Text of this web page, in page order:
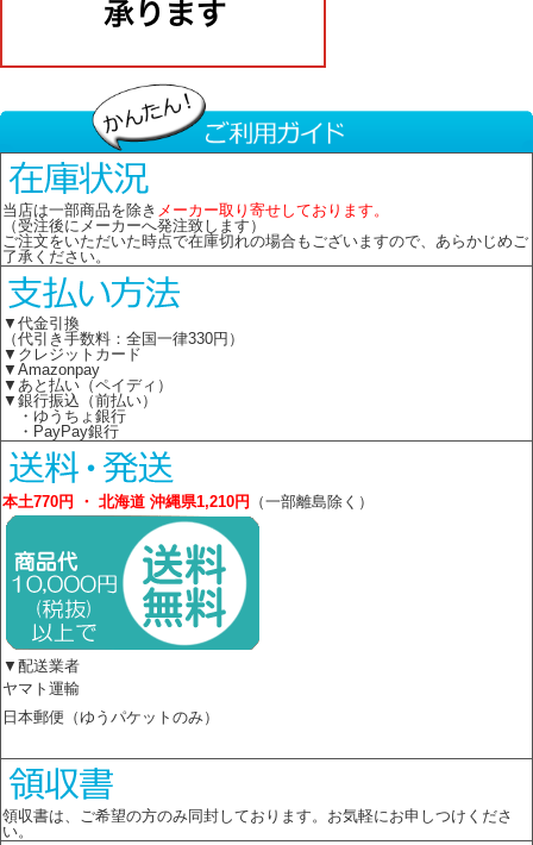
当店は一部商品を除き メーカー取り寄せしております。
（受注後にメーカーへ発注致します）
ご注文をいただいた時点で在庫切れの場合もございますので、あらかじめご
了承ください。
▼代金引換
（代引き手数料：全国一律330円）
▼クレジットカード
▼Amazonpay
▼あと払い（ペイディ）
▼銀行振込（前払い）
・ゆうちょ銀行
・PayPay銀行
本土770円 ・ 北海道 沖縄県1,210円 （一部離島除く）
▼配送業者
ヤマト運輸
日本郵便（ゆうパケットのみ）
領収書は、ご希望の方のみ同封しております。お気軽にお申しつけくださ
い。